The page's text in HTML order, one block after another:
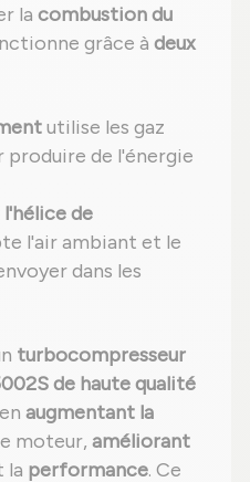
la combustion du
grâce à deux
utilise les gaz
produire de l'énergie
l'hélice de
l'air ambiant et le
dans les
turbocompresseur
de haute qualité
augmentant la
moteur, améliorant
la performance. Ce